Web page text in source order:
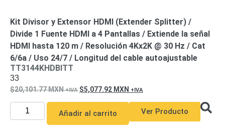
Kit Divisor y Extensor HDMI (Extender Splitter) /
Divide 1 Fuente HDMI a 4 Pantallas / Extiende la señal
HDMI hasta 120 m / Resolución 4Kx2K @ 30 Hz / Cat
6/6a / Uso 24/7 / Longitud del cable autoajustable
TT3144KHDBITT
33
20,101.77MXN 5,077.92 MXN
Añadir al carrito Ver Producto